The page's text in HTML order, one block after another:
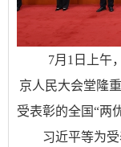
7月1日上午
京人民大会堂隆
受表彰的全国“两
习近平等为受